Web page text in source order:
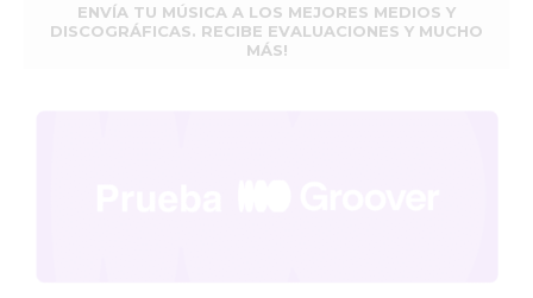
ENVÍA TU MÚSICA A LOS MEJORES MEDIOS Y
DISCOGRÁFICAS. RECIBE EVALUACIONES Y MUCHO
MÁS!